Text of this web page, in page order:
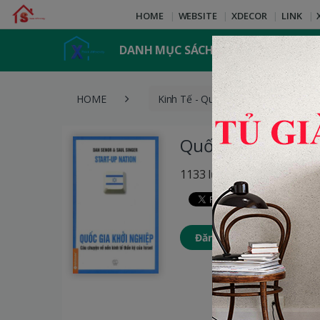
HOME WEBSITE XDECOR LINK
DANH MỤC SÁCH
HOME Kinh Tế - Quản Lý Quốc
Quốc Gia Khởi
1133 lượt xem
Đăng nhập để thêm